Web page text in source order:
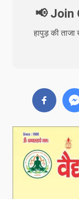
📢 Join
हापुड़ की